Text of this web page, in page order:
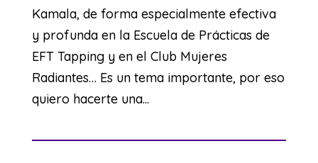
Kamala, de forma especialmente efectiva
y profunda en la Escuela de Prácticas de
EFT Tapping y en el Club Mujeres
Radiantes… Es un tema importante, por eso
quiero hacerte una...